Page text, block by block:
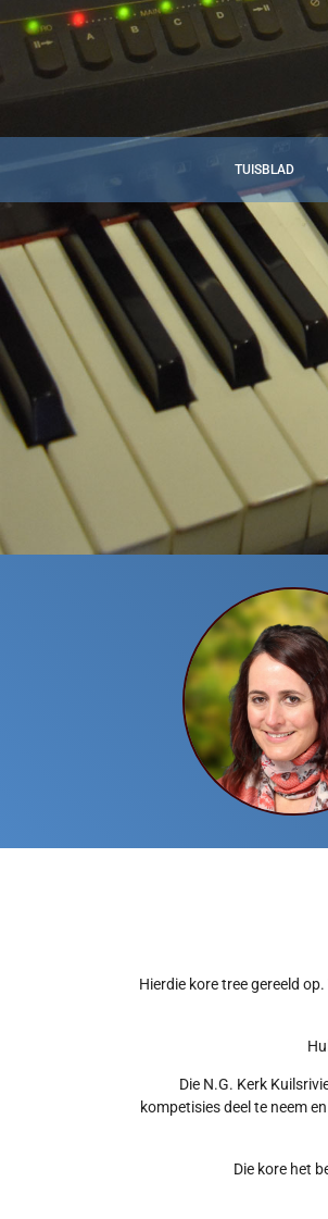
TUISBLAD
Hierdie kore tree gereeld
Die N.G. Kerk
kompetisies deel te neem
Die kore het